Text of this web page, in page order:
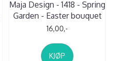
Maja Design - 1418 - Spring
Garden - Easter bouquet
16,00,-
KJØP